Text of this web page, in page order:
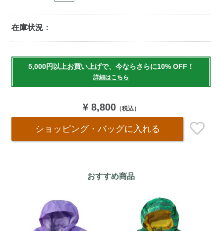
在庫状況：
to
5,000円以上お買い上げで、今ならさらに10% OFF！
詳細はこちら
¥ 8,800（税込）
ショッピング・バッグに入れる
おすすめ商品